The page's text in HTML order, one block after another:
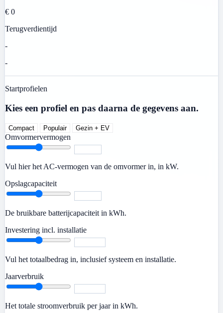
€ 0
Terugverdientijd
-
-
Startprofielen
Kies een profiel en pas daarna de gegevens aan.
Compact Populair Gezin + EV
Omvormervermogen
Vul hier het AC-vermogen van de omvormer in, in kW.
Opslagcapaciteit
De bruikbare batterijcapaciteit in kWh.
Investering incl. installatie
Vul het totaalbedrag in, inclusief systeem en installatie.
Jaarverbruik
Het totale stroomverbruik per jaar in kWh.